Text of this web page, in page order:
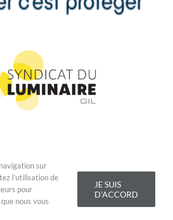
Lighting - Tous droits réservés |
de Vente|Mentions légales
Facebook
Email
sur
l’utilisation de
pour
nous vous
JE SUIS
D'ACCORD